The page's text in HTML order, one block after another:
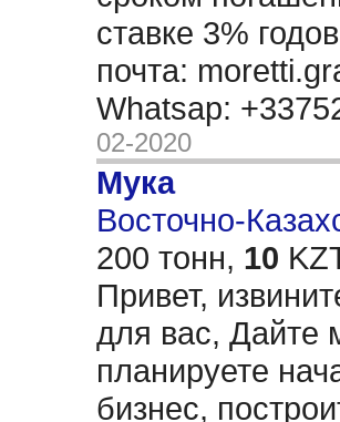
ставке 3%
почта:
Whatsap:
02-2020
Мука
Восточно-
200 тонн, 10
Привет,
для вас, Дайте
планируете
бизнес,